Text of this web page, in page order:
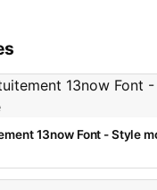
13now Font - Style